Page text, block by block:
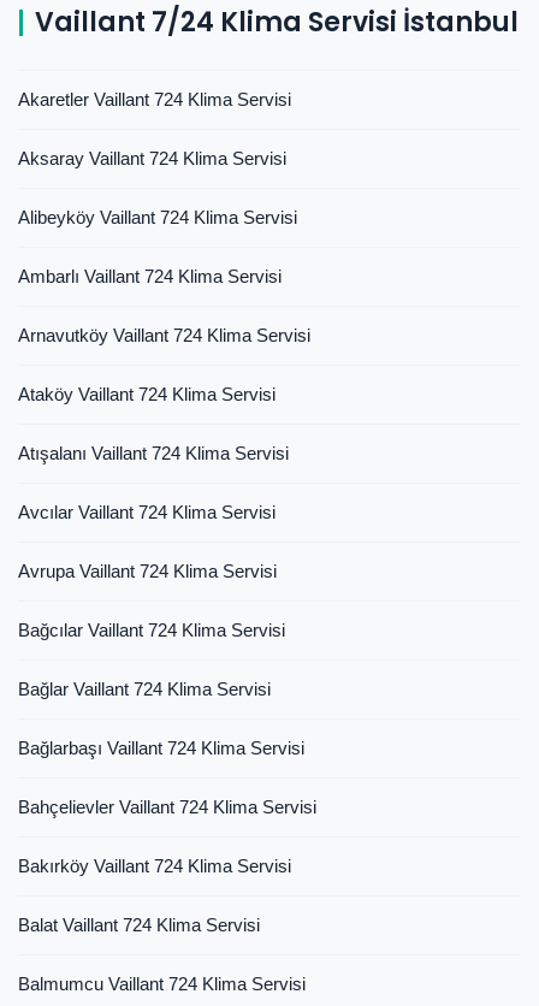
Vaillant 7/24 Klima Servisi İstanbul
Akaretler Vaillant 724 Klima Servisi
Aksaray Vaillant 724 Klima Servisi
Alibeyköy Vaillant 724 Klima Servisi
Ambarlı Vaillant 724 Klima Servisi
Arnavutköy Vaillant 724 Klima Servisi
Ataköy Vaillant 724 Klima Servisi
Atışalanı Vaillant 724 Klima Servisi
Avcılar Vaillant 724 Klima Servisi
Avrupa Vaillant 724 Klima Servisi
Bağcılar Vaillant 724 Klima Servisi
Bağlar Vaillant 724 Klima Servisi
Bağlarbaşı Vaillant 724 Klima Servisi
Bahçelievler Vaillant 724 Klima Servisi
Bakırköy Vaillant 724 Klima Servisi
Balat Vaillant 724 Klima Servisi
Balmumcu Vaillant 724 Klima Servisi